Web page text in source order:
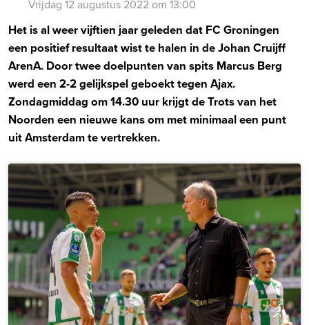
Vrijdag 12 augustus 2022 om 13:00
Het is al weer vijftien jaar geleden dat FC Groningen
een positief resultaat wist te halen in de Johan Cruijff
ArenA. Door twee doelpunten van spits Marcus Berg
werd een 2-2 gelijkspel geboekt tegen Ajax.
Zondagmiddag om 14.30 uur krijgt de Trots van het
Noorden een nieuwe kans om met minimaal een punt
uit Amsterdam te vertrekken.